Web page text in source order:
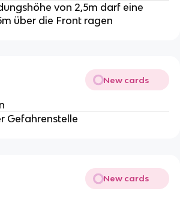
von 2,5m darf eine
über die Front ragen
New cards
Gefahrenstelle
New cards